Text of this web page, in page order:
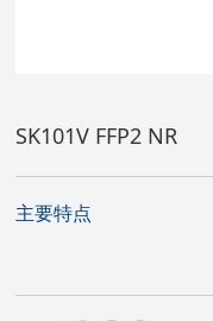
SK101V FFP2 NR
主要特点